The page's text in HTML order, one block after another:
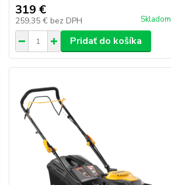
319 €
259,35 € bez DPH Skladom
Pridať do košíka